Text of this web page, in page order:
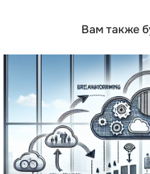
Вам также